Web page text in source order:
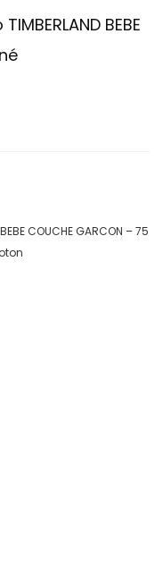
BEBE
COUCHE GARCON – 75